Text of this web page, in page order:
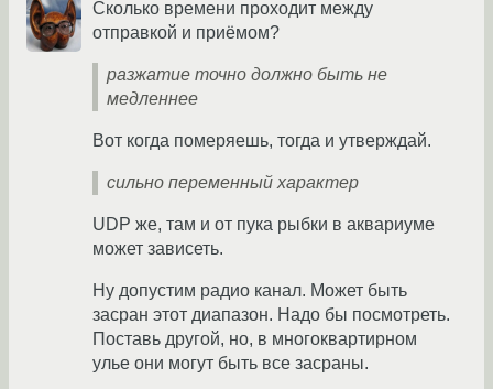
Сколько времени проходит между
отправкой и приёмом?
разжатие точно должно быть не
медленнее
Вот когда померяешь, тогда и утверждай.
сильно переменный характер
UDP же, там и от пука рыбки в аквариуме
может зависеть.
Ну допустим радио канал. Может быть
засран этот диапазон. Надо бы посмотреть.
Поставь другой, но, в многоквартирном
улье они могут быть все засраны.